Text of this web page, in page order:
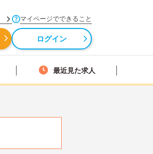
マイページでできること
ログイン
最近見た求人